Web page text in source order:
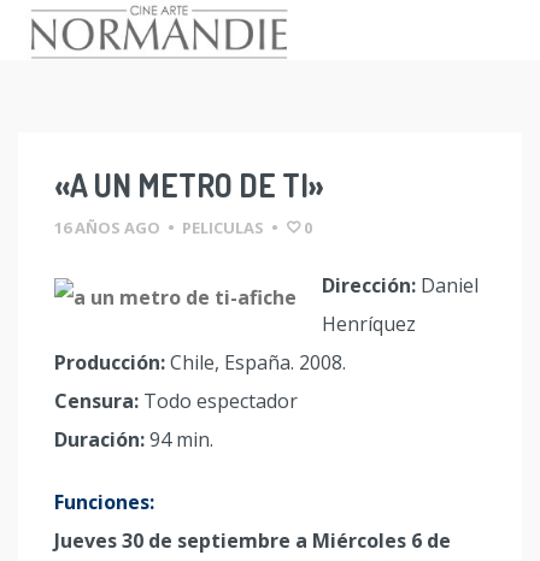
«A UN METRO DE TI»
16 AÑOS AGO • PELICULAS • 0
Dirección: Daniel
Henríquez
Producción:Chile, España. 2008.
Censura: Todo espectador
Duración:94 min.
Funciones:
Jueves 30 de septiembre a Miércoles 6 de